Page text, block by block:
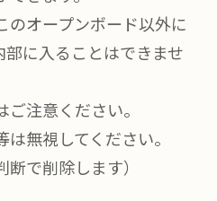
オープンボード以外に
部に入ることはできませ
ご注意ください。
無視してください。
断で削除します）